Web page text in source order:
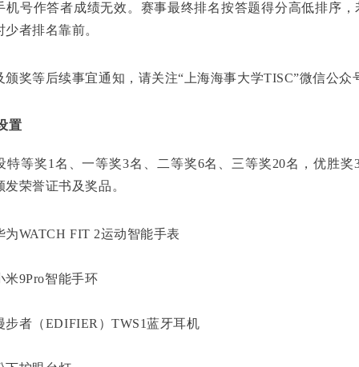
机号作答者成绩无效。赛事最终排名按答题得分高低排序
者排名靠前。
颁奖等后续事宜通知，请关注“上海海事大学TISC”微信公众
置
特等奖1名、一等奖3名、二等奖6名、三等奖20名，优胜奖
荣誉证书及奖品。
为WATCH FIT 2运动智能手表
米9Pro智能手环
步者（EDIFIER）TWS1蓝牙耳机